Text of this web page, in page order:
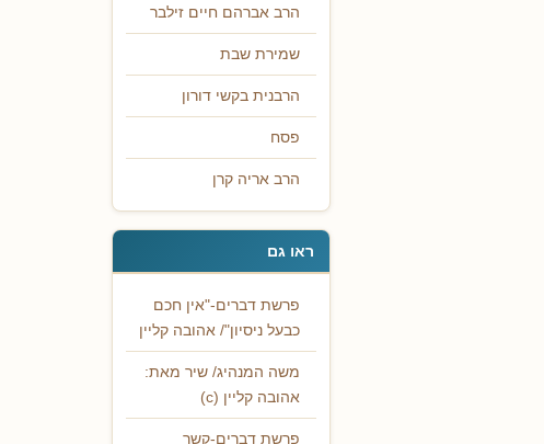
הרב אברהם חיים זילבר
שמירת שבת
הרבנית בקשי דורון
פסח
הרב אריה קרן
ראו גם
פרשת דברים-"אין חכם
כבעל ניסיון"/ אהובה קליין
משה המנהיג/ שיר מאת:
אהובה קליין (c)
פרשת דברים-קשר